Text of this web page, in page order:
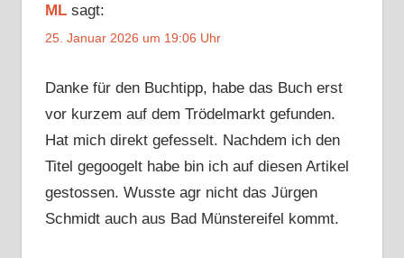
ML sagt:
25. Januar 2026 um 19:06 Uhr
Danke für den Buchtipp, habe das Buch erst
vor kurzem auf dem Trödelmarkt gefunden.
Hat mich direkt gefesselt. Nachdem ich den
Titel gegoogelt habe bin ich auf diesen Artikel
gestossen. Wusste agr nicht das Jürgen
Schmidt auch aus Bad Münstereifel kommt.